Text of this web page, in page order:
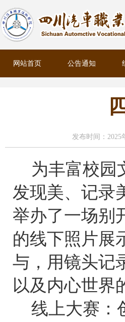
网站首页 公告通知
发布时间：2025
为丰富校园
发现美、记录
举办了一场别
的线下照片展
与，用镜头记
以及内心世界
线上大赛：